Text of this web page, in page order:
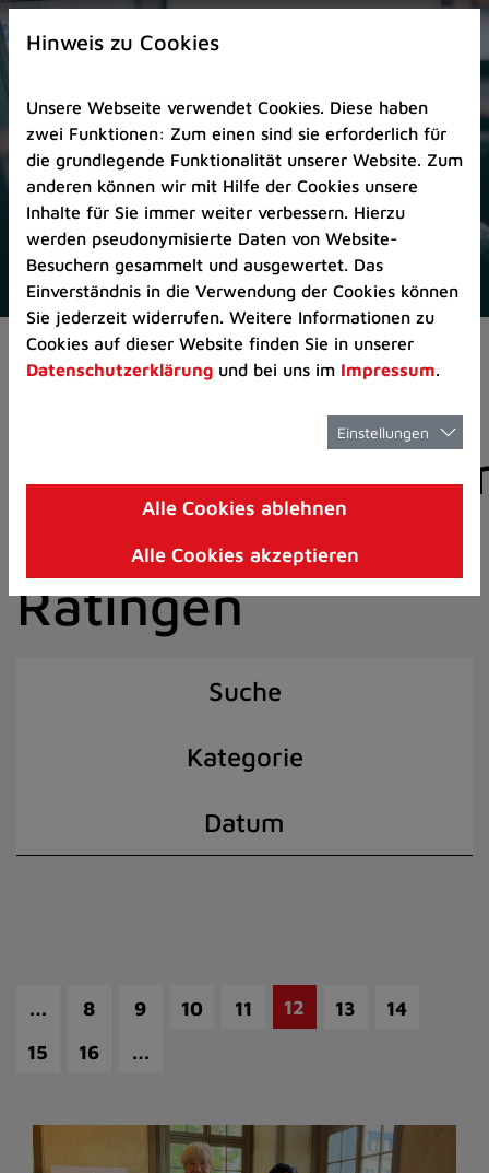
Zur
Startseite
Zum
Seitenanfang
springen
(Schnelltaste
A)
Zur
Navigation/Menü
springen
(Schnelltaste
M)
Zur
8)
I)
Aktuelles Pressemitteilungen
der Stadt
Ratingen
Suche
Kategorie
Datum
… 8 9 10 11 12 13
14
15
16 …
Hinweis zu Cookies
Unsere Webseite verwendet Cookies. Diese haben
zwei Funktionen: Zum einen sind sie erforderlich für
die grundlegende Funktionalität unserer Website. Zum
anderen können wir mit Hilfe der Cookies unsere
Inhalte für Sie immer weiter verbessern. Hierzu
werden pseudonymisierte Daten von Website-
Besuchern gesammelt und ausgewertet. Das
Einverständnis in die Verwendung der Cookies können
Sie jederzeit widerrufen. Weitere Informationen zu
Cookies auf dieser Website finden Sie in unserer
Datenschutzerklärung und bei uns im Impressum.
Einstellungen
Alle Cookies ablehnen
Alle Cookies akzeptieren